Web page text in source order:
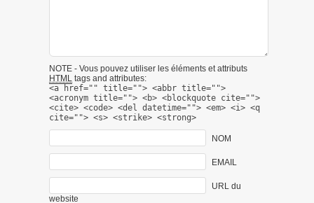
NOTE - Vous pouvez utiliser les éléments et attributs
HTML tags and attributes:
<a href="" title=""> <abbr title="">
<acronym title=""> <b> <blockquote cite="">
<cite> <code> <del datetime=""> <em> <i> <q
cite=""> <s> <strike> <strong>
NOM
EMAIL
URL du
website